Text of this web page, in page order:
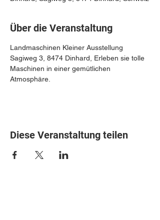
Über die Veranstaltung
Landmaschinen Kleiner Ausstellung
Sagiweg 3, 8474 Dinhard, Erleben sie tolle
Maschinen in einer gemütlichen
Atmosphäre.
Diese Veranstaltung teilen